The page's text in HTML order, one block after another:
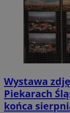
Wystawa
Piekarach
końca